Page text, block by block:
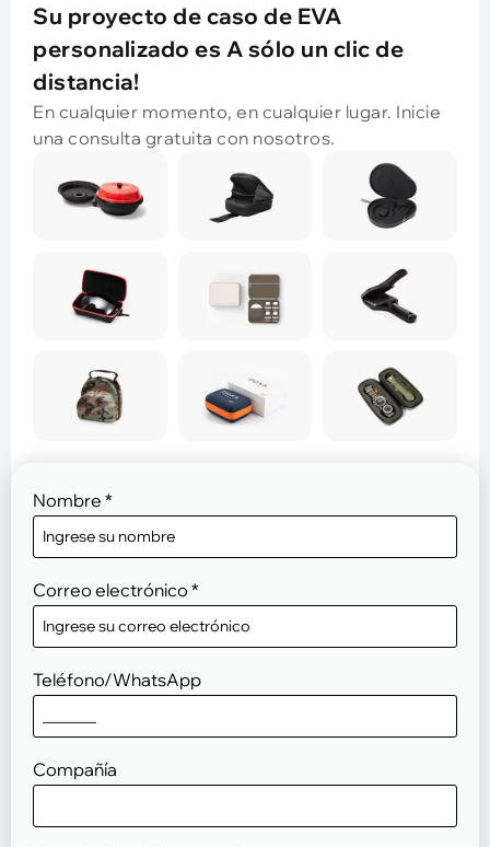
Nombre *
Correo electrónico *
Teléfono/WhatsApp
Compañía
Su proyecto de caso de EVA
personalizado es A sólo un clic de
distancia!
En cualquier momento, en cualquier lugar. Inicie
una consulta gratuita con nosotros.